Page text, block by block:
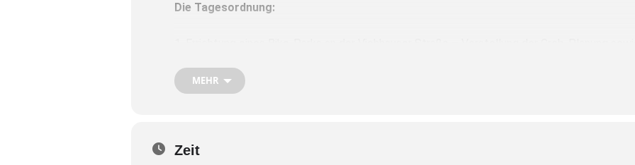
Die Tagesordnung:
2. Antrag auf Vorbescheid zur Abklärung einer Wohnbebauung auf Fl.-Nr. 181/17, Gemarkung
Hackschnitzel-Heizung in Brandstätt 4 a
MEHR
Zeit